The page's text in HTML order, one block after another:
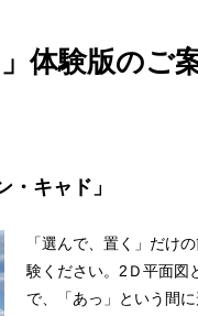
体験版のご
・キャド」
「選んで、置く」だけ
験ください。2Ｄ平面図
で、「あっ」という間に